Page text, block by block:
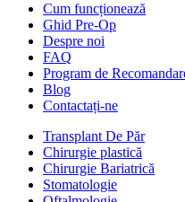
Cum funcționează
Ghid Pre-Op
Despre noi
FAQ
Program de
Blog
Contactați-ne
Transplant De Păr
Chirurgie plastică
Chirurgie Bariatrică
Stomatologie